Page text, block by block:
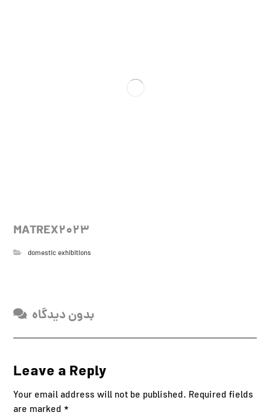
MATREX2023
domestic exhibitions
بدون دیدگاه
Leave a Reply
Your email address will not be published. Required fields
are marked *